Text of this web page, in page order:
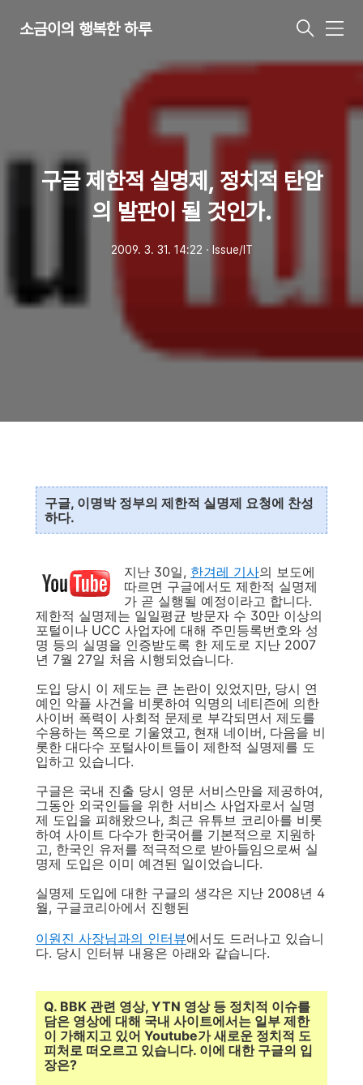
소금이의 행복한 하루
메
구글 제한적 실명제, 정치적 탄압
의 발판이 될 것인가.
2009. 3. 31. 14:22 ㆍ Issue/IT
구글, 이명박 정부의 제한적 실명제 요청에 찬성
하다.
지난 30일, 한겨레 기사의 보도에
따르면 구글에서도 제한적 실명제
가 곧 실행될 예정이라고 합니다.
제한적 실명제는 일일평균 방문자 수 30만 이상의
포털이나 UCC 사업자에 대해 주민등록번호와 성
명 등의 실명을 인증받도록 한 제도로 지난 2007
년 7월 27일 처음 시행되었습니다.
도입 당시 이 제도는 큰 논란이 있었지만, 당시 연
예인 악플 사건을 비롯하여 익명의 네티즌에 의한
사이버 폭력이 사회적 문제로 부각되면서 제도를
수용하는 쪽으로 기울였고, 현재 네이버, 다음을 비
롯한 대다수 포털사이트들이 제한적 실명제를 도
입하고 있습니다.
구글은 국내 진출 당시 영문 서비스만을 제공하여,
그동안 외국인들을 위한 서비스 사업자로서 실명
제 도입을 피해왔으나, 최근 유튜브 코리아를 비롯
하여 사이트 다수가 한국어를 기본적으로 지원하
고, 한국인 유저를 적극적으로 받아들임으로써 실
명제 도입은 이미 예견된 일이었습니다.
실명제 도입에 대한 구글의 생각은 지난 2008년 4
월, 구글코리아에서 진행된
이원진 사장님과의 인터뷰에서도 드러나고 있습니
다. 당시 인터뷰 내용은 아래와 같습니다.
Q. BBK 관련 영상, YTN 영상 등 정치적 이슈를
담은 영상에 대해 국내 사이트에서는 일부 제한
이 가해지고 있어 Youtube가 새로운 정치적 도
피처로 떠오르고 있습니다. 이에 대한 구글의 입
장은?